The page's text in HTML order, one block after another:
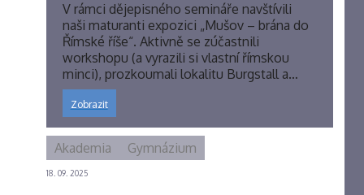
V rámci dějepisného semináře navštívili
naši maturanti expozici „Mušov – brána do
Římské říše“. Aktivně se zúčastnili
workshopu (a vyrazili si vlastní římskou
minci), prozkoumali lokalitu Burgstall a…
Zobrazit
18. 09. 2025
Akademia Gymnázium